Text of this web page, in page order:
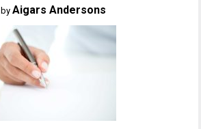
byAigars Andersons